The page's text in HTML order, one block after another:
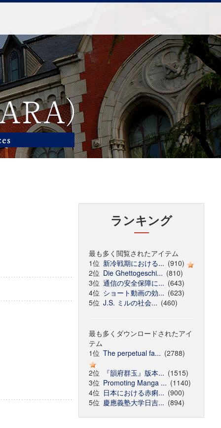
ランキング
最も多く閲覧されたアイテム
1位 新冷戦期における... (910)
2位 Die Ghettogeschi... (810)
3位 通信の安全保障に... (643)
4位 ショート動画の効... (623)
5位 J.S. ミルの社会... (460)
最も多くダウンロードされたアイ
テム
1位 The perpetual fa... (2788)
2位
『韻府群玉』版本... (1515)
3位 Promoting Manga ... (1140)
4位 日本における赤痢... (900)
5位 慶應義塾大学日吉... (894)